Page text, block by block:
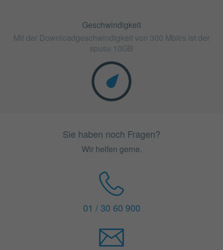
Geschwindigkeit
Mit der Downloadgeschwindigkeit von 300 Mbit/s ist der
spusu 10GB
Sie haben noch Fragen?
Wir helfen gerne.
01 / 30 60 900